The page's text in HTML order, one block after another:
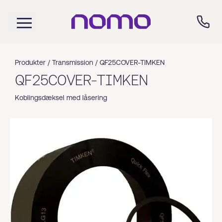
Produkter / Transmission / QF25COVER-TIMKEN
QF25COVER-TIMKEN
Koblingsdæksel med låsering